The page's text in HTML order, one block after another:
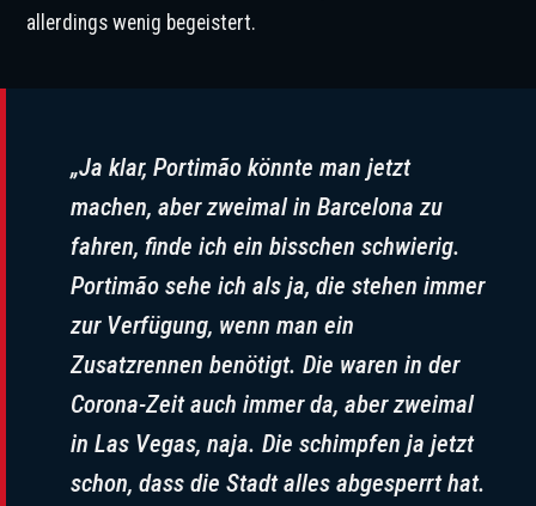
allerdings wenig begeistert.
„Ja klar, Portimão könnte man jetzt
machen, aber zweimal in Barcelona zu
fahren, finde ich ein bisschen schwierig.
Portimão sehe ich als ja, die stehen immer
zur Verfügung, wenn man ein
Zusatzrennen benötigt. Die waren in der
Corona-Zeit auch immer da, aber zweimal
in Las Vegas, naja. Die schimpfen ja jetzt
schon, dass die Stadt alles abgesperrt hat.